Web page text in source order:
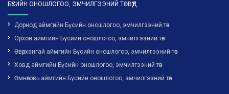
БҮСИЙН ОНОШЛОГОО, ЭМЧИЛГЭЭНИЙ ТӨВҮҮД
Дорнод аймгийн Бүсийн оношлогоо, эмчилгээний төв
Орхон аймгийн Бүсийн оношлогоо, эмчилгээний төв
Өвөрхангай аймгийн Бүсийн оношлогоо, эмчилгээний төв
Ховд аймгийн Бүсийн оношлогоо, эмчилгээний төв
Өмнөговь аймгийн Бүсийн оношлогоо, эмчилгээний төв